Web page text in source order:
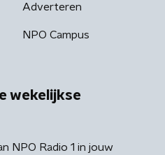
Adverteren
NPO Campus
wekelijkse
NPO Radio 1 in jouw